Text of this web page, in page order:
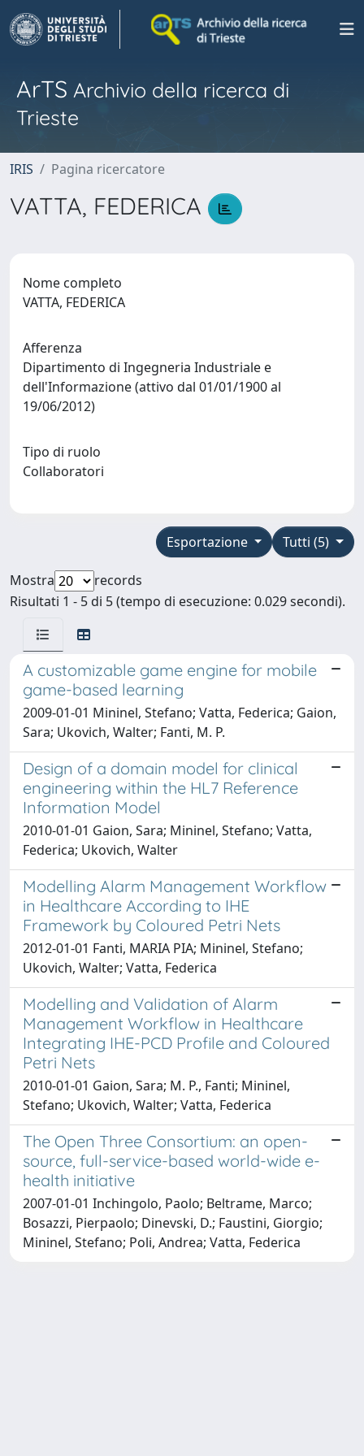
ArTS Archivio della ricerca di
Trieste
IRIS Pagina ricercatore
VATTA, FEDERICA
Nome completo
VATTA, FEDERICA
Afferenza
Dipartimento di Ingegneria Industriale e
dell'Informazione (attivo dal 01/01/1900 al
19/06/2012)
Tipo di ruolo
Collaboratori
Tutti (5)
Esportazione
Mostra
records
Risultati 1 - 5 di 5 (tempo di esecuzione: 0.029 secondi).
A customizable game engine for mobile
game-based learning
2009-01-01 Mininel, Stefano; Vatta, Federica; Gaion,
Sara; Ukovich, Walter; Fanti, M. P.
Design of a domain model for clinical
engineering within the HL7 Reference
Information Model
2010-01-01 Gaion, Sara; Mininel, Stefano; Vatta,
Federica; Ukovich, Walter
Modelling Alarm Management Workflow
in Healthcare According to IHE
Framework by Coloured Petri Nets
2012-01-01 Fanti, MARIA PIA; Mininel, Stefano;
Ukovich, Walter; Vatta, Federica
Modelling and Validation of Alarm
Management Workflow in Healthcare
Integrating IHE-PCD Profile and Coloured
Petri Nets
2010-01-01 Gaion, Sara; M. P., Fanti; Mininel,
Stefano; Ukovich, Walter; Vatta, Federica
The Open Three Consortium: an open-
source, full-service-based world-wide e-
health initiative
2007-01-01 Inchingolo, Paolo; Beltrame, Marco;
Bosazzi, Pierpaolo; Dinevski, D.; Faustini, Giorgio;
Mininel, Stefano; Poli, Andrea; Vatta, Federica